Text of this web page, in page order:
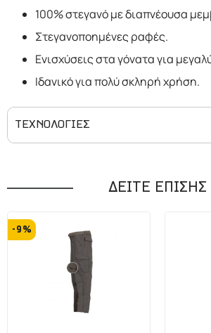
56100% στεγανό με διαπνέουσα
Στεγανοποημένες ραφές.
Ενισχύσεις στα γόνατα για
Ιδανικό για πολύ σκληρή χρήση.
ΤΕΧΝΟΛΟΓΙΕΣ
ανθεκτικό, με
γρήγορα.Σύνθεση
2 layered membrane.
αντιανεμική και
ΔΕΙΤΕ ΕΠΙΣΗΣ
-9%